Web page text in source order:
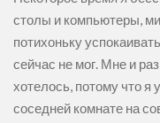
столы и компьютеры,
потихоньку
сейчас не мог. Мне и
хотелось, потому что я
соседней комнате на